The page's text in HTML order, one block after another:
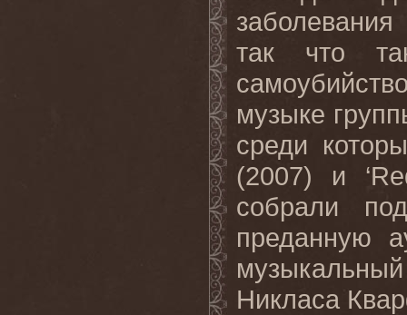
так что
музыке
среди
(2007) и ‘
собрали
преданную
Никласа